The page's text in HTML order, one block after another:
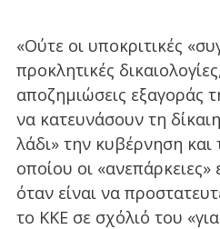
«Ούτε οι υποκριτικές
προκλητικές
αποζημιώσεις εξαγοράς
να κατευνάσουν τη
λάδι» την κυβέρνηση και
οποίου οι
όταν είναι να
το ΚΚΕ σε σχόλιό του